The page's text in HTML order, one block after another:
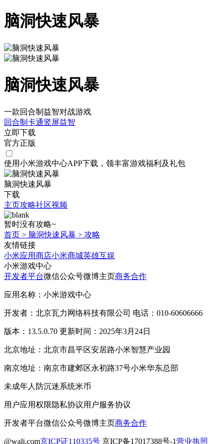
脑洞快速风暴
脑洞快速风暴
一款回合制益智对战游戏
回合制 卡通竖屏益智
立即下载
官方正版
使用小米游戏中心APP下载 ，领丰富游戏福利 及礼包
脑洞快速风暴
下载
主页攻略社区视频
暂时没有攻略~
首页 > 脑洞快速风暴 > 攻略
友情链接
小米应用商店小米商城英雄互娱
小米游戏中心
开发者平台微信公众号微博主页商务合作
应用名称：小米游戏中心
开发者：北京瓦力网络科技有限公司 电话：010-60606666
版本：13.5.0.70 更新时间：2025年3月24日
北京地址：北京市昌平区安居路小米智慧产业园
南京地址：南京市建邺区永初路37号小米华东总部
未成年人防沉迷系统米币
用户应用权限隐私协议用户服务协议
开发者平台微信公众号微博主页商务合作
@wali.com京ICP证110335号 京ICP备17017388号-1营业执照